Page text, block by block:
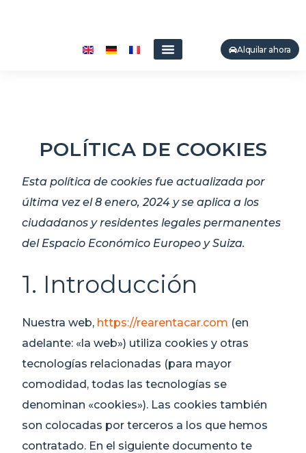
Alquilar ahora
POLÍTICA DE COOKIES
Esta política de cookies fue actualizada por
última vez el 8 enero, 2024 y se aplica a los
ciudadanos y residentes legales permanentes
del Espacio Económico Europeo y Suiza.
1. Introducción
Nuestra web, https://rearentacar.com (en
adelante: «la web») utiliza cookies y otras
tecnologías relacionadas (para mayor
comodidad, todas las tecnologías se
denominan «cookies»). Las cookies también
son colocadas por terceros a los que hemos
contratado. En el siguiente documento te